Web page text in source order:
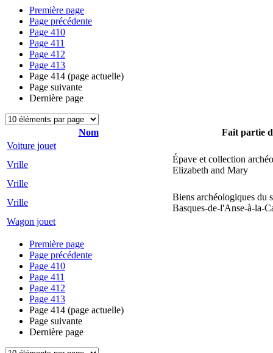
Première page
Page précédente
Page 410
Page 411
Page 412
Page 413
Page 414 (page actuelle)
Page suivante
Dernière page
Nom
Fait partie
Voiture jouet
Vrille
Épave et collection
Elizabeth and Mary
Vrille
Vrille
Biens archéologiques du
Basques-de-l'Anse-à-la-
Wagon jouet
Première page
Page précédente
Page 410
Page 411
Page 412
Page 413
Page 414 (page actuelle)
Page suivante
Dernière page